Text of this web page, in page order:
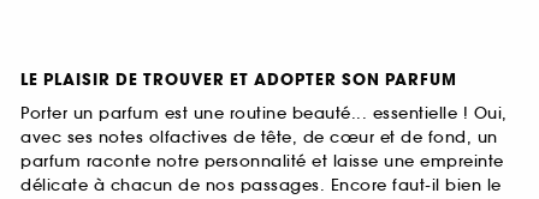
LE PLAISIR DE TROUVER ET ADOPTER SON PARFUM
Porter un parfum est une routine beauté... essentielle ! Oui,
avec ses notes olfactives de tête, de cœur et de fond, un
parfum raconte notre personnalité et laisse une empreinte
délicate à chacun de nos passages. Encore faut-il bien le